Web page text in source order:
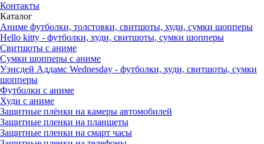
Контакты
Каталог
Аниме футболки, толстовки, свитшоты, худи, сумки шопперы
Hello kitty - футболки, худи, свитшоты, сумки шопперы
Свитшоты с аниме
Сумки шопперы с аниме
Уэнсдей Аддамс Wednesday - футболки, худи, свитшоты, сумки
шопперы
Футболки с аниме
Худи с аниме
Защитные плёнки на камеры автомобилей
Защитные пленки на планшеты
Защитные пленки на смарт часы